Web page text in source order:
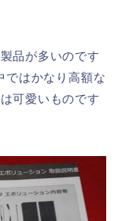
品が多いのです
ではかなり高額な
可愛いものです